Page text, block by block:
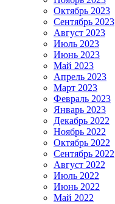
Октябрь 2023
Сентябрь 2023
Август 2023
Июль 2023
Июнь 2023
Май 2023
Апрель 2023
Март 2023
Февраль 2023
Январь 2023
Декабрь 2022
Ноябрь 2022
Октябрь 2022
Сентябрь 2022
Август 2022
Июль 2022
Июнь 2022
Май 2022